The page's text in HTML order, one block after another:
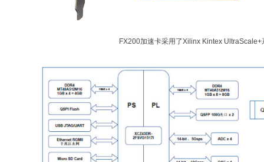
FX200加速卡采用了Xilinx Kintex